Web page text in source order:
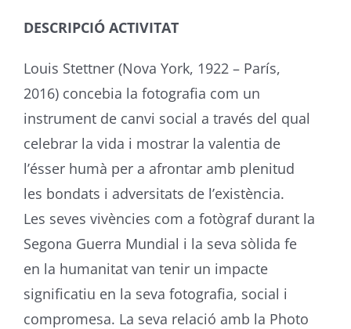
DESCRIPCIÓ ACTIVITAT
Louis Stettner(Nova York, 1922 – París,
2016) concebia la fotografia com un
instrument de canvi social a través del qual
celebrar la vida i mostrar la valentia de
l’ésser humà per a afrontar amb plenitud
les bondats i adversitats de l’existència.
Les seves vivències com a fotògraf durant la
Segona Guerra Mundial i la seva sòlida fe
en la humanitat van tenir un impacte
significatiu en la seva fotografia, social i
compromesa. La seva relació amb la Photo